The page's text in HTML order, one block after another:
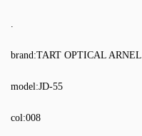
.
brand:TART OPTICAL ARNEL
model:JD-55
col:008